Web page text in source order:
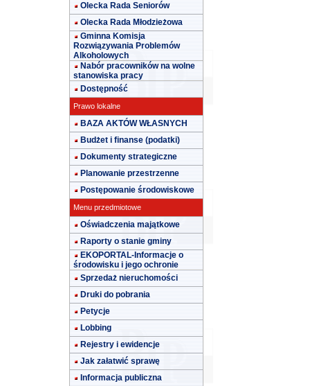
Olecka Rada Seniorów
Olecka Rada Młodzieżowa
Gminna Komisja
Rozwiązywania Problemów
Alkoholowych
Nabór pracowników na wolne
stanowiska pracy
Dostępność
Prawo lokalne
BAZA AKTÓW WŁASNYCH
Budżet i finanse (podatki)
Dokumenty strategiczne
Planowanie przestrzenne
Postępowanie środowiskowe
Menu przedmiotowe
Oświadczenia majątkowe
Raporty o stanie gminy
EKOPORTAL-Informacje o
środowisku i jego ochronie
Sprzedaż nieruchomości
Druki do pobrania
Petycje
Lobbing
Rejestry i ewidencje
Jak załatwić sprawę
Informacja publiczna